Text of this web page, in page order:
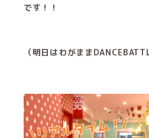
です！！
（明日はわがまま